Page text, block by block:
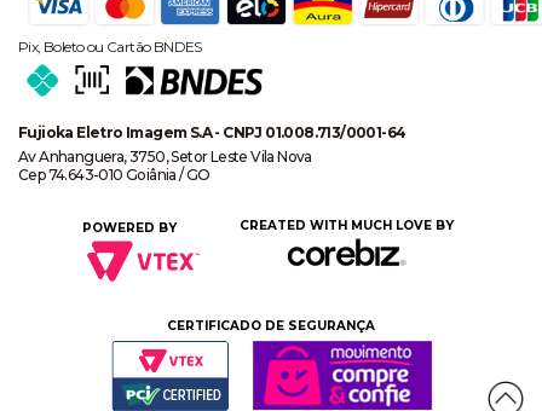
Pix, Boleto ou Cartão BNDES
Fujioka Eletro Imagem S.A - CNPJ 01.008.713/0001-64
Av Anhanguera, 3750, Setor Leste Vila Nova
Cep 74.643-010 Goiânia / GO
POWERED BY CREATED WITH MUCH LOVE BY
CERTIFICADO DE SEGURANÇA